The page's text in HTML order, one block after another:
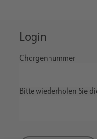
Login
Chargennummer
Bitte wiederholen Sie